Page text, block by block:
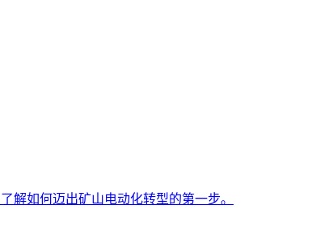
解如何迈出矿山电动化转型的第一步。